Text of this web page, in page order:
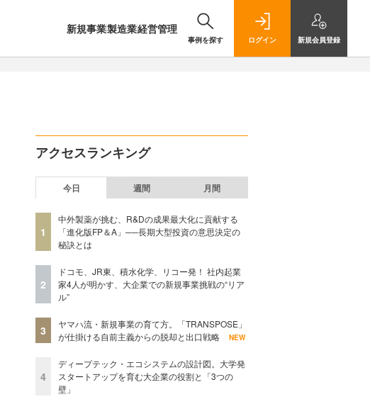
新規事業製造業経営管理
事例を探す ログイン 新規会員登録
アクセスランキング
今日 週間 月間
1
中外製薬が挑む、R&Dの成果最大化に貢献する
「進化版FP＆A」──長期大型投資の意思決定の
秘訣とは
2
ドコモ、JR東、積水化学、リコー発！ 社内起業
家4人が明かす、大企業での新規事業挑戦の“リア
ル”
3
ヤマハ流・新規事業の育て方。「TRANSPOSE」
が仕掛ける自前主義からの脱却と出口戦略
NEW
4
ディープテック・エコシステムの設計図。大学発
スタートアップを育む大企業の役割と「3つの
壁」